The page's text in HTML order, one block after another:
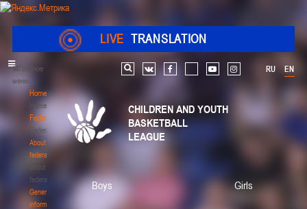
LIVE TRANSLATION
Главное
меню
Home
Home
Federation
Federation
About
federation
About
federation
General
information
RU EN
Search vk facebook youtube instagram
CHILDREN AND YOUTH
BASKETBALL
LEAGUE
Boys Girls